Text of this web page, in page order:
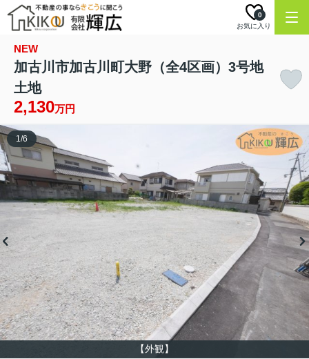
お気に入り
0
NEW
加古川市加古川町大野（全4区画）3号地
土地
2,130万円
【外観】
1/6